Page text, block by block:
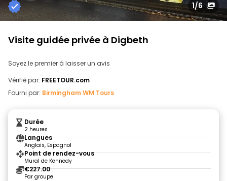
1/6
Visite guidée privée à Digbeth
Soyez le premier à laisser un avis
Vérifié par: FREETOUR.com
Fourni par: Birmingham WM Tours
Durée
2 heures
Langues
Anglais, Espagnol
Point de rendez-vous
Mural de Kennedy
€227.00
Par groupe